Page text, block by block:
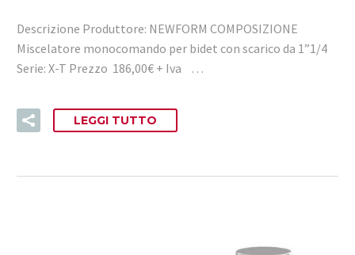
Descrizione Produttore: NEWFORM COMPOSIZIONE
Miscelatore monocomando per bidet con scarico da 1”1/4
Serie: X-T Prezzo 186,00€ + Iva …
LEGGI TUTTO